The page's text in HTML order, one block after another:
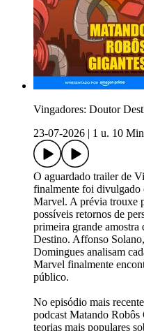
Vingadores: Doutor
23-07-2026
1 u. 10
O aguardado trailer de
finalmente foi divulgado
Marvel. A prévia trouxe
possíveis retornos de
primeira grande amostra
Destino. Affonso
Domingues analisam
Marvel finalmente
público.
No episódio mais
podcast Matando Robôs
teorias mais populares